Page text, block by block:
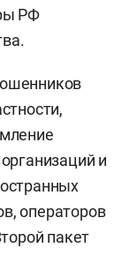
РФ
и
операторов
пакет